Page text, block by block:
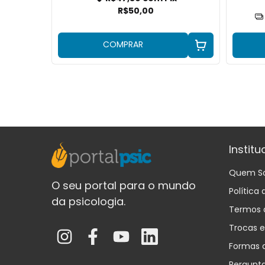
R$50,00
COMPRAR
O seu portal para o mundo
da psicologia.
Quem
Política
Termos
Trocas
Formas